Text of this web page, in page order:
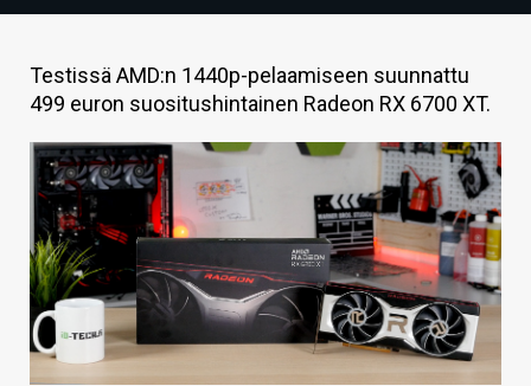
TIETOA
KAUPPA
VAIHDA TEEMA
HAKU
Testissä AMD:n 1440p-pelaamiseen suunnattu
499 euron suositushintainen Radeon RX 6700 XT.